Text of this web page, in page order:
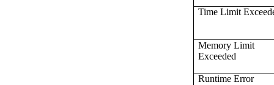
Time Limit
Memory Limit
Exceeded
Runtime Error